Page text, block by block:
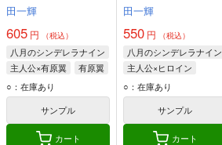
田一輝
605 円 （税込）
八月のシンデレラナイン
主人公×有原翼
有原翼
野崎夕姫
○：在庫あり
サンプル
カート
田一輝
550 円 （税込）
八月のシンデレラナイン
主人公×ヒロイン
有原翼
東雲龍
椎名ゆかり
○：在庫あり
サンプル
カート